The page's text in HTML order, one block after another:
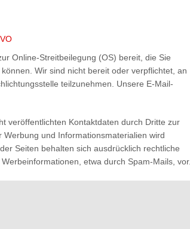
Online-Streitbeilegung (OS) bereit, die Sie
Wir sind nicht bereit oder verpflichtet, an
teilzunehmen. Unsere E-Mail-
veröffentlichten Kontaktdaten durch Dritte zur
und Informationsmaterialien wird
Seiten behalten sich ausdrücklich rechtliche
etwa durch Spam-Mails, vor.